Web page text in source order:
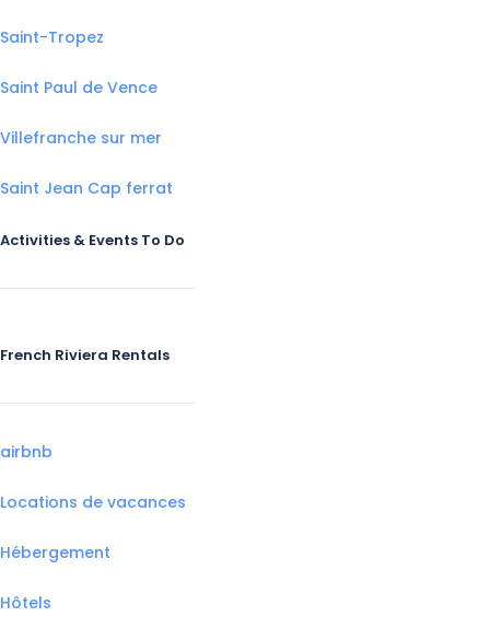
Saint-Tropez
Saint Paul de Vence
Villefranche sur mer
Saint Jean Cap ferrat
Activities & Events To Do
French Riviera Rentals
airbnb
Locations de vacances
Hébergement
Hôtels